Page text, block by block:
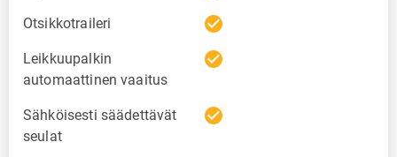
Otsikkotraileri check_circle
Leikkuupalkin
automaattinen vaaitus
check_circle
Sähköisesti säädettävät
seulat
check_circle